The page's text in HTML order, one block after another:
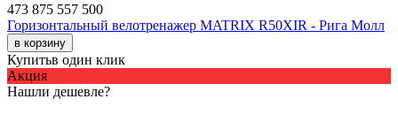
473 875 557 500
Горизонтальный велотренажер MATRIX R50XIR - Рига Молл
в корзину
Купитьв один клик
Акция
Нашли дешевле?